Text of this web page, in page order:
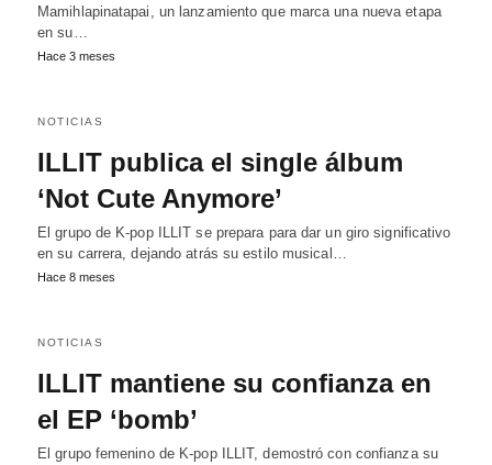
Mamihlapinatapai, un lanzamiento que marca una nueva etapa
en su…
Hace 3 meses
NOTICIAS
ILLIT publica el single álbum
‘Not Cute Anymore’
El grupo de K-pop ILLIT se prepara para dar un giro significativo
en su carrera, dejando atrás su estilo musical…
Hace 8 meses
NOTICIAS
ILLIT mantiene su confianza en
el EP ‘bomb’
El grupo femenino de K-pop ILLIT, demostró con confianza su